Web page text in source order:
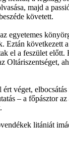
majd a
követett.
egyetemes
Eztán következett
el a feszület előtt.
Oltáriszentséget,
ért véget,
– a főpásztor az
litániát